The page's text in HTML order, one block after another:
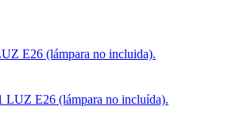
E26 (lámpara no incluida).
LUZ E26 (lámpara no incluída).